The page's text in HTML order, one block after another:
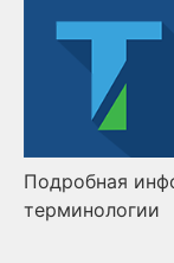
Подробная
терминологии